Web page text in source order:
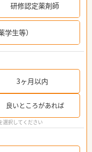
研修認定薬剤師
学生等）
3ヶ月以内
良いところがあれば
選択してください